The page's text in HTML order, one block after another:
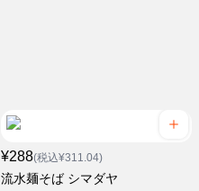
¥288(税込¥311.04)
流水麺そば シマダヤ